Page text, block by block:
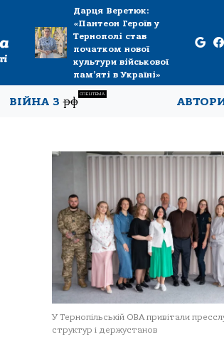
Дарця Веретюк:
«Пантеон Героїв у
Тернополі став
початком нової
культури військової
пам’яті в Україні»
ВІЙНА Зрф
СПЕЦТЕМА
У Тернопільській ОВА привітали
структур і держустанов